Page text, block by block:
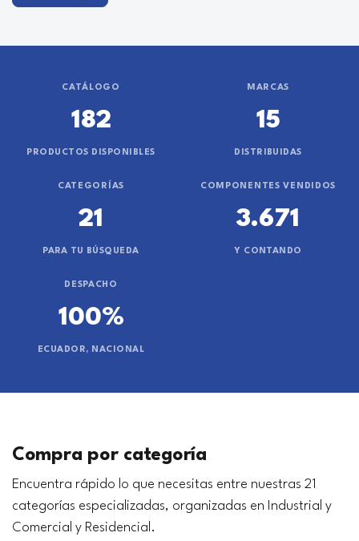
CATÁLOGO
182
PRODUCTOS DISPONIBLES
MARCAS
15
DISTRIBUIDAS
CATEGORÍAS
21
PARA TU BÚSQUEDA
COMPONENTES VENDIDOS
3.671
Y CONTANDO
DESPACHO
100%
ECUADOR, NACIONAL
Compra por categoría
Encuentra rápido lo que necesitas entre nuestras 21
categorías especializadas, organizadas en Industrial y
Comercial y Residencial.